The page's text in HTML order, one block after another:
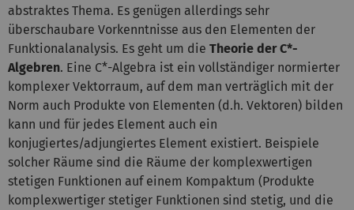
abstraktes Thema. Es genügen allerdings sehr
überschaubare Vorkenntnisse aus den Elementen der
Funktionalanalysis. Es geht um die Theorie der C*-
Algebren. Eine C*-Algebra ist ein vollständiger normierter
komplexer Vektorraum, auf dem man verträglich mit der
Norm auch Produkte von Elementen (d.h. Vektoren) bilden
kann und für jedes Element auch ein
konjugiertes/adjungiertes Element existiert. Beispiele
solcher Räume sind die Räume der komplexwertigen
stetigen Funktionen auf einem Kompaktum (Produkte
komplexwertiger stetiger Funktionen sind stetig, und die